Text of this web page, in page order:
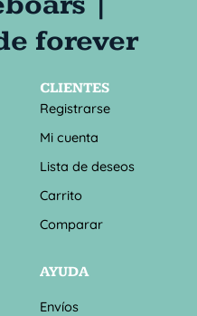
CLIENTES
Registrarse
Mi cuenta
Lista de deseos
Carrito
Comparar
AYUDA
Envíos